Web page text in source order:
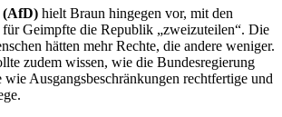
(AfD) hielt Braun hingegen vor, mit den
Geimpfte die Republik „zweizuteilen“. Die
hätten mehr Rechte, die andere weniger.
zudem wissen, wie die Bundesregierung
Ausgangsbeschränkungen rechtfertige und